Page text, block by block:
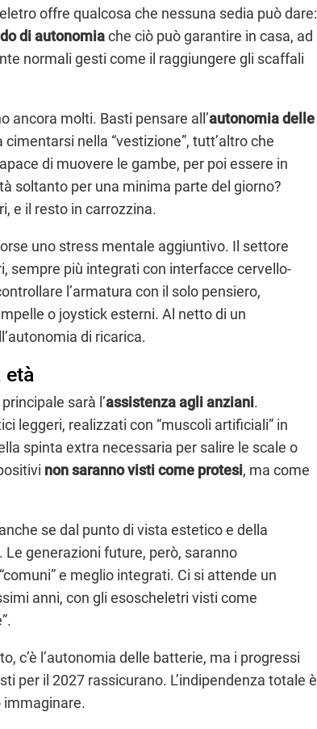
offre qualcosa che nessuna sedia può dare:
di autonomiache ciò può garantire in casa, ad
normali gesti come il raggiungere gli scaffali
ancora molti. Basti pensare all’autonomia delle
cimentarsi nella “vestizione”, tutt’altro che
di muovere le gambe, per poi essere in
soltanto per una minima parte del giorno?
e il resto in carrozzina.
uno stress mentale aggiuntivo. Il settore
sempre più integrati con interfacce cervello-
l’armatura con il solo pensiero,
o joystick esterni. Al netto di un
di ricarica.
età
sarà l’assistenzaaglianziani.
leggeri, realizzati con “muscoli artificiali” in
spinta extra necessaria per salire le scale o
non saranno visti come protesi, ma come
se dal punto di vista estetico e della
generazioni future, però, saranno
e meglio integrati. Ci si attende un
anni, con gli esoscheletri visti come
c’è l’autonomia delle batterie, ma i progressi
per il 2027 rassicurano. L’indipendenza totale è
immaginare.